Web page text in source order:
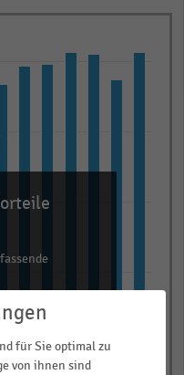
Kennzahlen
PDF
für Sie optimal zu
von ihnen sind